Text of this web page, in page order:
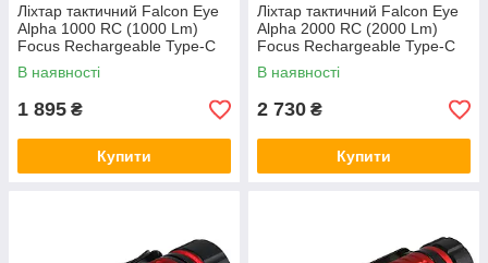
Ліхтар тактичний Falcon Eye
Alpha 1000 RC (1000 Lm)
Focus Rechargeable Type-C
(FHH0122)
В наявності
1 895 ₴
Купити
Ліхтар тактичний Falcon Eye
Alpha 2000 RC (2000 Lm)
Focus Rechargeable Type-C
(FHH0123)
В наявності
2 730 ₴
Купити